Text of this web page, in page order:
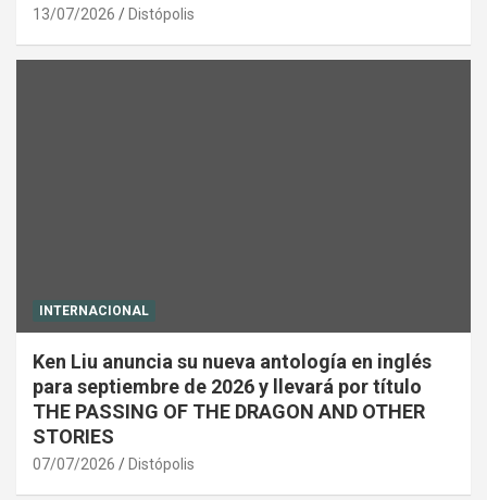
13/07/2026 Distópolis
INTERNACIONAL
Ken Liu anuncia su nueva antología en inglés
para septiembre de 2026 y llevará por título
THE PASSING OF THE DRAGON AND OTHER
STORIES
07/07/2026 Distópolis